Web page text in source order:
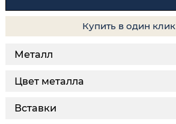
Купить в один клик
Металл
Цвет металла
Вставки